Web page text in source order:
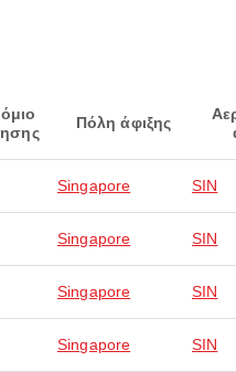
Πόλη άφιξης
Singapore SIN
Singapore SIN
Singapore SIN
Singapore SIN